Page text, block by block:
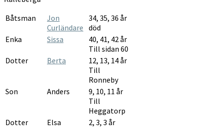
Båtsman
Jon
Curländare
34, 35, 36 år
död
Enka
Sissa
40, 41, 42 år
Till sidan 60
Dotter
Berta
12, 13, 14 år
Till
Ronneby
Son
Anders
9, 10, 11 år
Till
Heggatorp
Dotter
Elsa 2, 3, 3 år